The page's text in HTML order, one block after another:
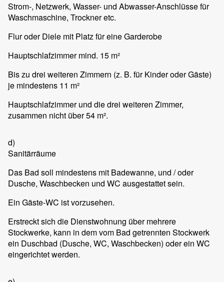
Strom-, Netzwerk, Wasser- und Abwasser-Anschlüsse für
Waschmaschine, Trockner etc.
Flur oder Diele mit Platz für eine Garderobe
Hauptschlafzimmer mind. 15 m²
Bis zu drei weiteren Zimmern (z. B. für Kinder oder Gäste)
je mindestens 11 m²
Hauptschlafzimmer und die drei weiteren Zimmer,
zusammen nicht über 54 m².
d)
Sanitärräume
Das Bad soll mindestens mit Badewanne, und / oder
Dusche, Waschbecken und WC ausgestattet sein.
Ein Gäste-WC ist vorzusehen.
Erstreckt sich die Dienstwohnung über mehrere
Stockwerke, kann in dem vom Bad getrennten Stockwerk
ein Duschbad (Dusche, WC, Waschbecken) oder ein WC
eingerichtet werden.